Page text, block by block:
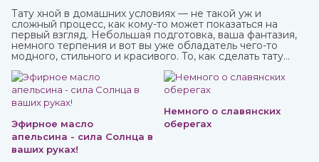
Тату хной в домашних условиях — не такой уж и
сложный процесс, как кому-то может показаться на
первый взгляд. Небольшая подготовка, ваша фантазия,
немного терпения и вот вы уже обладатель чего-то
модного, стильного и красивого. То, как сделать тату
Эфирное масло
апельсина - сила Солнца в
ваших руках!
Немного о славянских
оберегах